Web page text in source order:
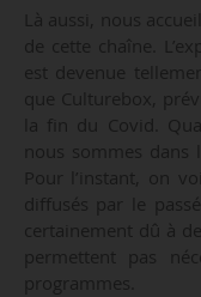
Là aussi, nous
de cette chaîne.
est devenue
que Culturebox,
la fin du Covid.
nous sommes dans
Pour l’instant, on
diffusés par le
certainement dû à
permettent pas
programmes.